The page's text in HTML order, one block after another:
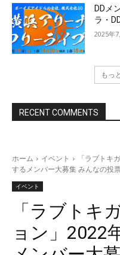
DDメ
ラ・
2025年
もっ
RECENT COMMENTS